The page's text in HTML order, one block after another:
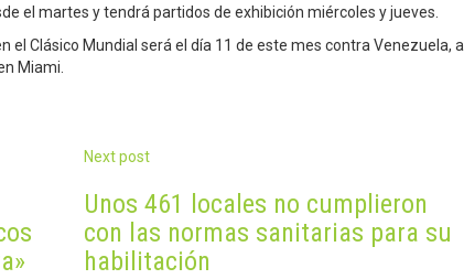
el martes y tendrá partidos de exhibición miércoles y jueves.
el Clásico Mundial será el día 11 de este mes contra Venezuela, a
Miami.
Next post
Unos 461 locales no cumplieron
con las normas sanitarias para su
habilitación